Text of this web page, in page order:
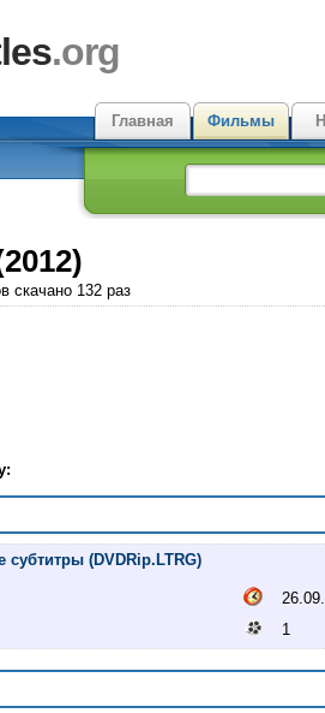
.org
Главная
Фильмы
скачано 132 раз
субтитры (DVDRip.LTRG)
1